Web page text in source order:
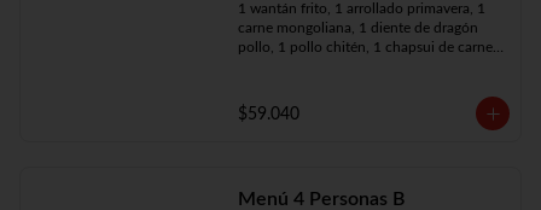
1 wantán frito, 1 arrollado primavera, 1
carne mongoliana, 1 diente de dragón
pollo, 1 pollo chitén, 1 chapsui de carne,
$59.040
Menú 4 Personas B